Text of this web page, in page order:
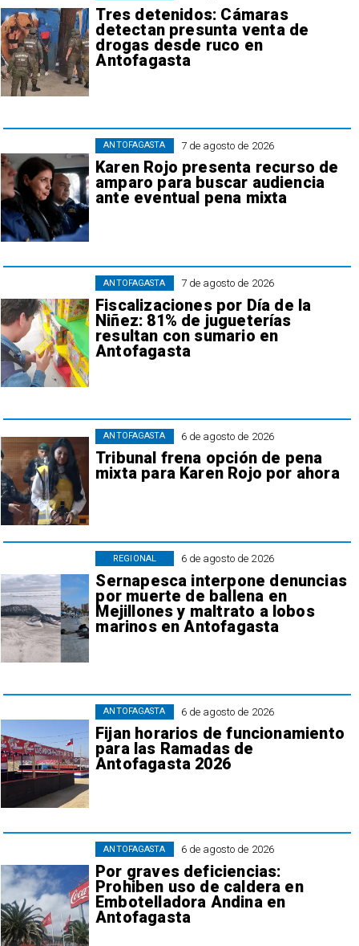
Tres detenidos: Cámaras
detectan presunta venta de
drogas desde ruco en
Antofagasta
7 de agosto de 2026
Karen Rojo presenta recurso de
amparo para buscar audiencia
ante eventual pena mixta
ANTOFAGASTA
7 de agosto de 2026
Fiscalizaciones por Día de la
Niñez: 81% de jugueterías
resultan con sumario en
Antofagasta
ANTOFAGASTA
6 de agosto de 2026
Tribunal frena opción de pena
mixta para Karen Rojo por ahora
ANTOFAGASTA
6 de agosto de 2026
Sernapesca interpone denuncias
por muerte de ballena en
Mejillones y maltrato a lobos
marinos en Antofagasta
REGIONAL
6 de agosto de 2026
Fijan horarios de funcionamiento
para las Ramadas de
Antofagasta 2026
ANTOFAGASTA
6 de agosto de 2026
Por graves deficiencias:
Prohiben uso de caldera en
Embotelladora Andina en
Antofagasta
ANTOFAGASTA